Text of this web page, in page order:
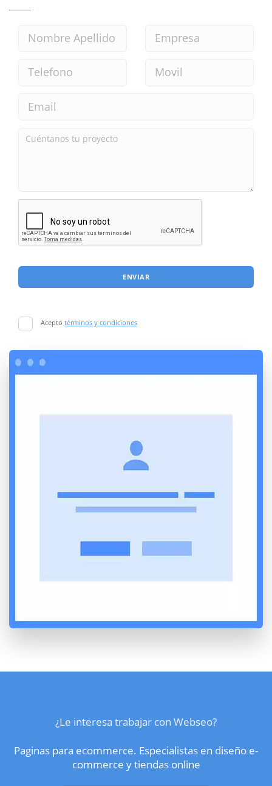
ENVIAR
Acepto términos y condiciones
¿Le interesa trabajar con Webseo?
Paginas para ecommerce. Especialistas en diseño e-
commerce y tiendas online